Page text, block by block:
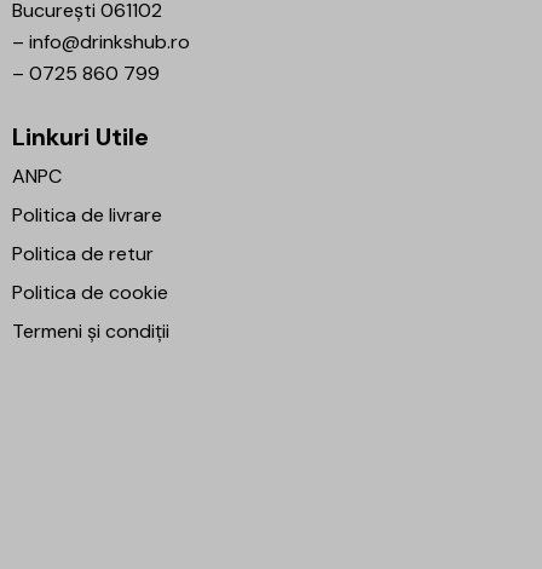
București 061102
– info@drinkshub.ro
– 0725 860 799
Linkuri Utile
ANPC
Politica de livrare
Politica de retur
Politica de cookie
Termeni și condiții